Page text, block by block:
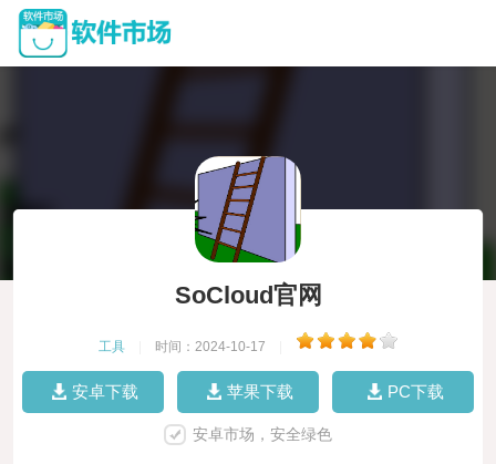
SoCloud官网
工具 时间：2024-10-17
安卓下载 苹果下载 PC下载
安卓市场，安全绿色